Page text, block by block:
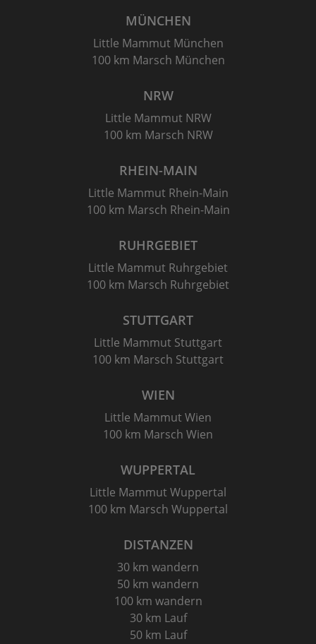
MÜNCHEN
Little Mammut München
100 km Marsch München
NRW
Little Mammut NRW
100 km Marsch NRW
RHEIN-MAIN
Little Mammut Rhein-Main
100 km Marsch Rhein-Main
RUHRGEBIET
Little Mammut Ruhrgebiet
100 km Marsch Ruhrgebiet
STUTTGART
Little Mammut Stuttgart
100 km Marsch Stuttgart
WIEN
Little Mammut Wien
100 km Marsch Wien
WUPPERTAL
Little Mammut Wuppertal
100 km Marsch Wuppertal
DISTANZEN
30 km wandern
50 km wandern
100 km wandern
30 km Lauf
50 km Lauf